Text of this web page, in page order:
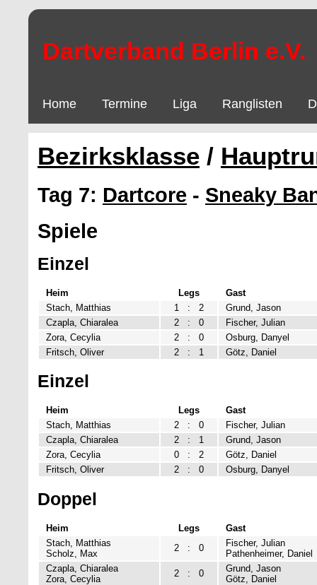
Dartverband Berlin e.V.
Home Termine Liga Ranglisten
Bezirksklasse /
Tag 7: Dartcore - Sneaky
Spiele
Einzel
Heim Legs
Gast
Stach, Matthias
1 : 2
Grund, Jason
Czapla, Chiaralea
2 : 0
Fischer, Julian
Zora, Cecylia
2 : 0
Osburg, Danyel
Fritsch, Oliver
2 : 1 Götz, Daniel
Einzel
Heim Legs
Gast
Stach, Matthias
2 : 0
Fischer, Julian
Czapla, Chiaralea
2 : 1
Grund, Jason
Zora, Cecylia
0 : 2
Götz, Daniel
Fritsch, Oliver
2 : 0 Osburg, Danyel
Doppel
Heim Legs
Gast
Stach, Matthias
Scholz, Max
2 : 0
Fischer, Julian
Pathenheimer, Daniel
Czapla, Chiaralea
Zora, Cecylia
2 : 0
Grund, Jason
Götz, Daniel